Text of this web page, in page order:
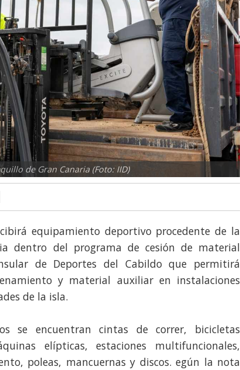
de Gran Canaria (Foto: IID)
equipamiento deportivo procedente de la
dentro del programa de cesión de material
de Deportes del Cabildo que permitirá
y material auxiliar en instalaciones
de la isla.
se encuentran cintas de correr, bicicletas
elípticas, estaciones multifuncionales,
poleas, mancuernas y discos. egún la nota